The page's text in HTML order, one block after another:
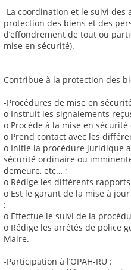
-La coordination et le suivi des
protection des biens et des
d’effondrement de tout ou
mise en sécurité).
Contribue à la protection des
-Procédures de mise en
o Instruit les signalements
o Procède à la mise en sécurité
o Prend contact avec les
o Initie la procédure juridique
sécurité ordinaire ou
demeure, etc… ;
o Rédige les différents
o Est le garant de la mise à
;
o Effectue le suivi de la
o Rédige les arrêtés de police
Maire.
-Participation à l’OPAH-RU :